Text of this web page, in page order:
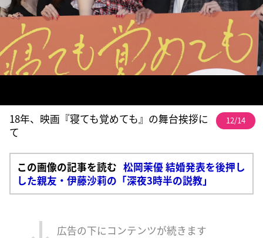
18年、映画『寝ても覚めても』の舞台挨拶に
て
12/14
この画像の記事を読む 松岡茉優 結婚発表を後押し
した親友・伊藤沙莉の「深夜3時半の説教」
広告の下にコンテンツが続きます